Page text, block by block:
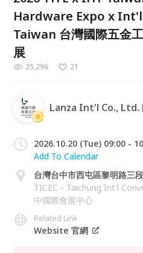
Hardware Expo x
Taiwan 台灣國際五金
展
25,296 21
Lanza Int'l Co., Ltd.
2026.10.20 (Tue) 09:00 -
Add To Calendar
台灣台中市西屯區黎明路三
TICEC－Taichung Int'l
中國際會展中心
Related Link
Website 官網